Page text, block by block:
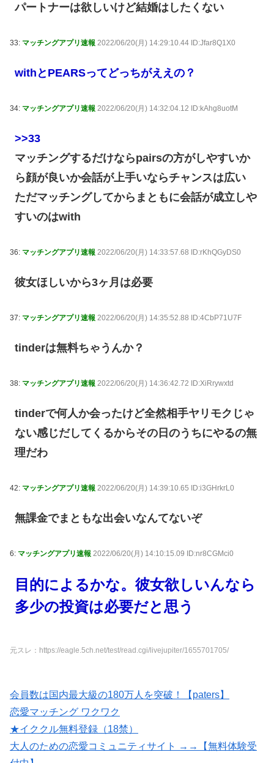
パートナーは欲しいけど結婚はしたくない
33: マッチングアプリ速報 2022/06/20(月) 14:29:10.44 ID:Jfar8Q1X0
withとPEARSってどっちがええの？
34: マッチングアプリ速報 2022/06/20(月) 14:32:04.12 ID:kAhg8uotM
>>33
マッチングするだけならpairsの方がしやすいか
ら顔が良いか会話が上手いならチャンスは広い
ただマッチングしてからまともに会話が成立しや
すいのはwith
36: マッチングアプリ速報 2022/06/20(月) 14:33:57.68 ID:rKhQGyDS0
彼女ほしいから3ヶ月は必要
37: マッチングアプリ速報 2022/06/20(月) 14:35:52.88 ID:4CbP71U7F
tinderは無料ちゃうんか？
38: マッチングアプリ速報 2022/06/20(月) 14:36:42.72 ID:XiRrywxtd
tinderで何人か会ったけど全然相手ヤリモクじゃ
ない感じだしてくるからその日のうちにやるの無
理だわ
42: マッチングアプリ速報 2022/06/20(月) 14:39:10.65 ID:i3GHrkrL0
無課金でまともな出会いなんてないぞ
6: マッチングアプリ速報 2022/06/20(月) 14:10:15.09 ID:nr8CGMci0
目的によるかな。彼女欲しいんなら
多少の投資は必要だと思う
元スレ：https://eagle.5ch.net/test/read.cgi/livejupiter/1655701705/
会員数は国内最大級の180万人を突破！【paters】
恋愛マッチング ワクワク
★イククル無料登録（18禁）
大人のための恋愛コミュニティサイト →→【無料体験受